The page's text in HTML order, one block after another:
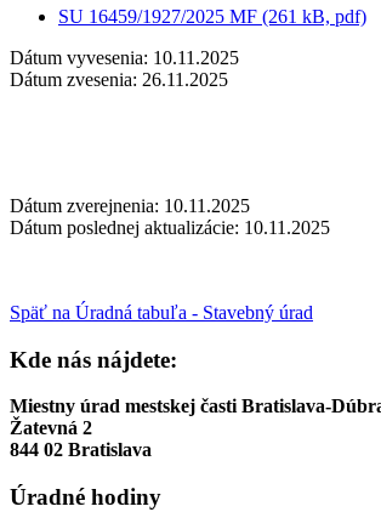
SU 16459/1927/2025 MF (261 kB, pdf)
Dátum vyvesenia: 10.11.2025
Dátum zvesenia: 26.11.2025
Dátum zverejnenia: 10.11.2025
Dátum poslednej aktualizácie: 10.11.2025
Späť na Úradná tabuľa - Stavebný úrad
Kde nás nájdete:
Miestny úrad mestskej časti Bratislava-
Žatevná 2
844 02 Bratislava
Úradné hodiny